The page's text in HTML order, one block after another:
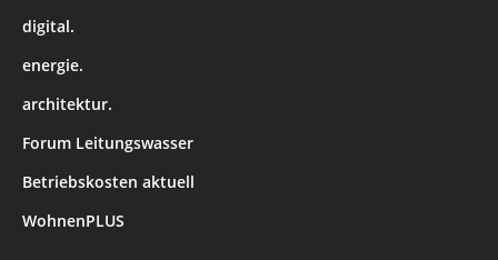
digital.
energie.
architektur.
Forum Leitungswasser
Betriebskosten aktuell
WohnenPLUS